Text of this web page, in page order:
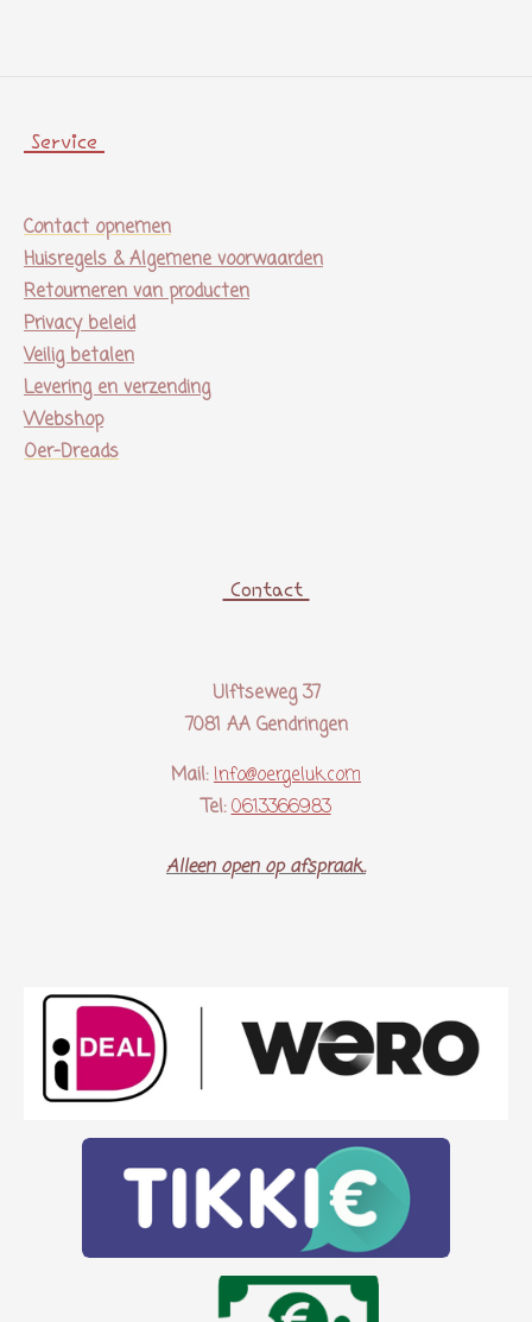
Service
Contact opnemen
Huisregels & Algemene voorwaarden
Retourneren van producten
Privacy beleid
Veilig betalen
Levering en verzending
Webshop
Oer-Dreads
Contact
Ulftseweg 37
7081 AA Gendringen
Mail: Info@oergeluk.com
Tel: 0613366983
Alleen open op afspraak..